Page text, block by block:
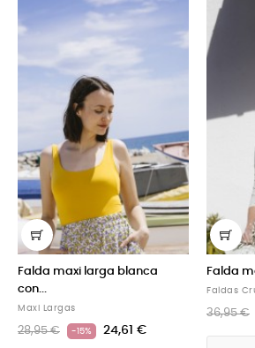
blanca
24,61 €
Falda maxi larga
31,41 €